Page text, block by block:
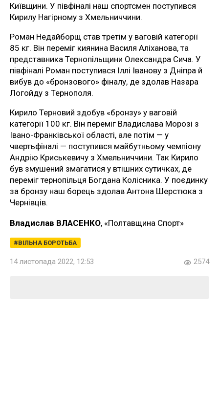
Київщини. У півфіналі наш спортсмен поступився
Кирилу Нагірному з Хмельниччини.
Роман Недайборщ став третім у ваговій категорії
85 кг. Він переміг киянина Василя Аліханова, та
представника Тернопільщини Олександра Сича. У
півфіналі Роман поступився Іллі Іванову з Дніпра й
вибув до «бронзового» фіналу, де здолав Назара
Логойду з Тернополя.
Кирило Терновий здобув «бронзу» у ваговій
категорії 100 кг. Він переміг Владислава Морозі з
Івано-Франківської області, але потім — у
чвертьфіналі — поступився майбутньому чемпіону
Андрію Криськевичу з Хмельниччини. Так Кирило
був змушений змагатися у втішних сутичках, де
переміг тернопільця Богдана Колісника. У поєдинку
за бронзу наш борець здолав Антона Шерстюка з
Чернівців.
Владислав ВЛАСЕНКО, «Полтавщина Спорт»
ВІЛЬНА БОРОТЬБА
14 листопада 2022, 12:53 2574